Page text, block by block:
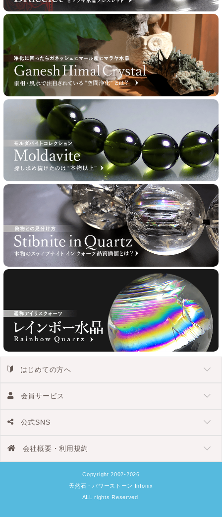
はじめての方へ
会員サービス
公式SNS
会社概要・利用規約
Copyright 2002-2026
天然石・パワーストーン Infonix
ALL rights Reserved.